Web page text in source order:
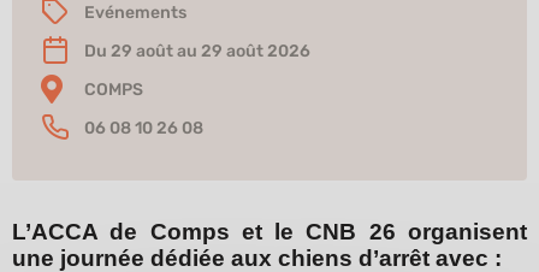
Evénements
Du 29 août au 29 août 2026
COMPS
06 08 10 26 08
L’ACCA de Comps et le CNB 26 organisent
une journée dédiée aux chiens d’arrêt avec :